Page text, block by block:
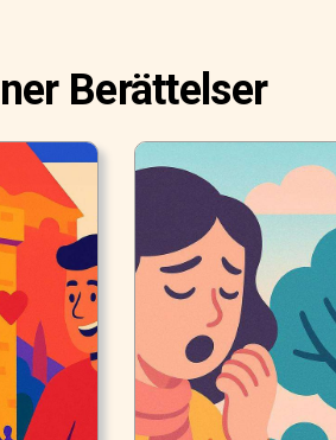
Berättelser